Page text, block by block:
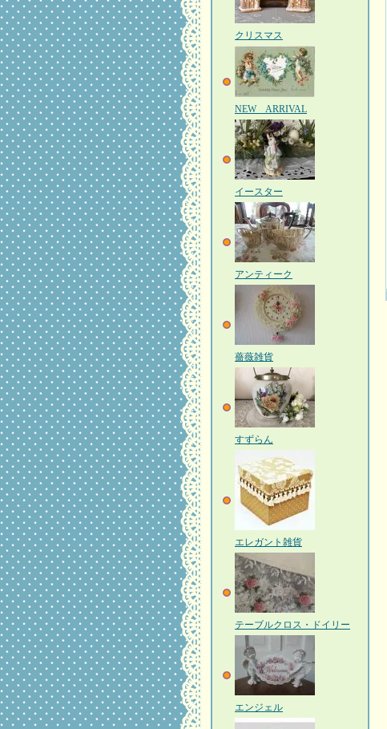
クリスマス
NEW ARRIVAL
イースター
アンティーク
薔薇雑貨
すずらん
エレガント雑貨
テーブルクロス・ドイリー
エンジェル